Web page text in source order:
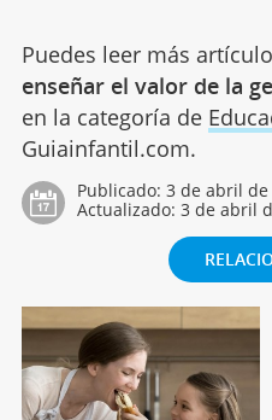
Puedes leer más
enseñar el valor de la
en la categoría de
Guiainfantil.com.
Publicado: 3 de abril de
Actualizado: 3 de abril